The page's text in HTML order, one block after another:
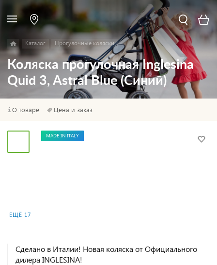
Каталог Прогулочные коляски
Коляска прогулочная Inglesina
Quid 3, Astral Blue (Синий)
О товаре Цена и заказ
ЕЩЁ 17
MADE IN ITALY
Сделано в Италии! Новая коляска от Официального
дилера INGLESINA!